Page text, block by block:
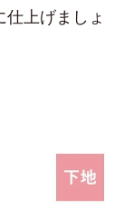
上げましょ